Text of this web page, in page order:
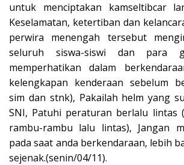
untuk menciptakan kamseltibcar
Keselamatan, ketertiban dan
perwira menengah tersebut
seluruh siswa-siswi dan para
memperhatikan dalam
kelengkapan kenderaan sebelum
sim dan stnk), Pakailah helm yang
SNI, Patuhi peraturan berlalu lintas
rambu-rambu lalu lintas), Jangan
pada saat anda berkendaraan, lebih
sejenak.(senin/04/11).